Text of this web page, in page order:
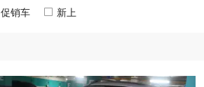
促销车 新上